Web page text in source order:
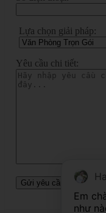
Lựa chọn giải pháp:
Yêu cầu chi tiết:
Em